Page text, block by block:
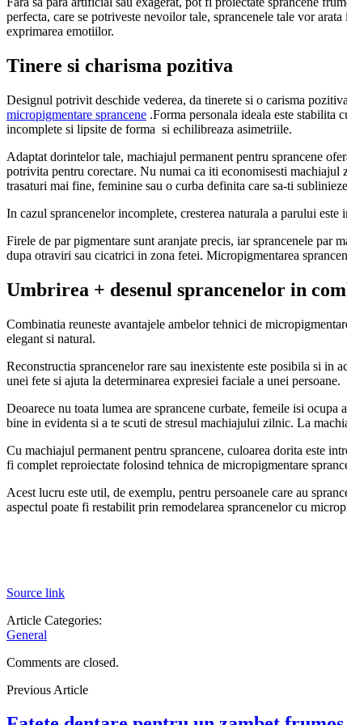
perfecta, care se potriveste nevoilor tale, sprancenele tale vor
exprimarea emotiilor.
Tinere si charisma pozitiva
Designul potrivit deschide vederea, da tinerete si o carisma
micropigmentare sprancene .Forma personala ideala este stabilita
incomplete si lipsite de forma si echilibreaza asimetriile.
Adaptat dorintelor tale, machiajul permanent pentru sprancene
potrivita pentru corectare. Nu numai ca iti economisesti
trasaturi mai fine, feminine sau o curba definita care sa-ti
In cazul sprancenelor incomplete, cresterea naturala a parului
Firele de par pigmentare sunt aranjate precis, iar sprancenele par
dupa otraviri sau cicatrici in zona fetei. Micropigmentarea
Umbrirea + desenul sprancenelor in
Combinatia reuneste avantajele ambelor tehnici de
elegant si natural.
Reconstructia sprancenelor rare sau inexistente este posibila si in
unei fete si ajuta la determinarea expresiei faciale a unei persoane.
Deoarece nu toata lumea are sprancene curbate, femeile isi
bine in evidenta si a te scuti de stresul machiajului zilnic. La
Cu machiajul permanent pentru sprancene, culoarea dorita este
fi complet reproiectate folosind tehnica de micropigmentare
Acest lucru este util, de exemplu, pentru persoanele care au
aspectul poate fi restabilit prin remodelarea sprancenelor cu
Source link
Article Categories:
General
Comments are closed.
Previous Article